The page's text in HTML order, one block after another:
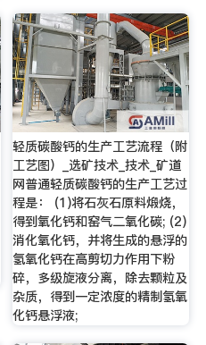
轻质碳酸钙的生产工艺流程（附
工艺图）_选矿技术_技术_矿道
网普通轻质碳酸钙的生产工艺过
程是： (1)将石灰石原料煅烧，
得到氧化钙和窑气二氧化碳; (2)
消化氧化钙，并将生成的悬浮的
氢氧化钙在高剪切力作用下粉
碎，多级旋液分离，除去颗粒及
杂质，得到一定浓度的精制氢氧
化钙悬浮液;